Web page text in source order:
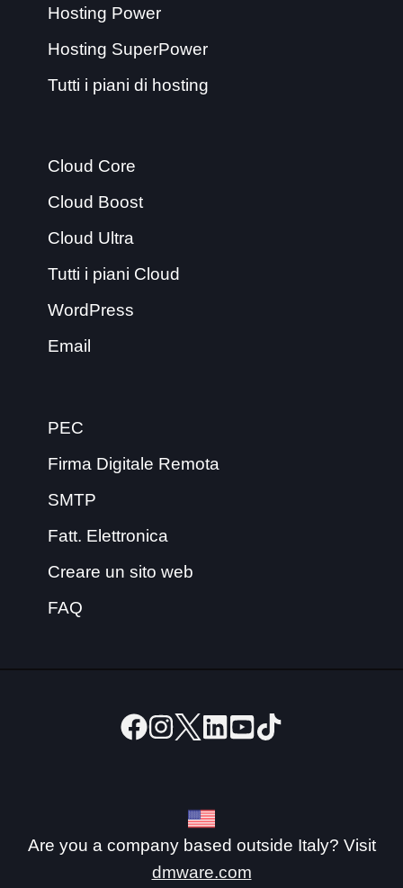
Hosting Power
Hosting SuperPower
Tutti i piani di hosting
Cloud Core
Cloud Boost
Cloud Ultra
Tutti i piani Cloud
WordPress
Email
PEC
Firma Digitale Remota
SMTP
Fatt. Elettronica
Creare un sito web
FAQ
Are you a company based outside Italy? Visit
dmware.com